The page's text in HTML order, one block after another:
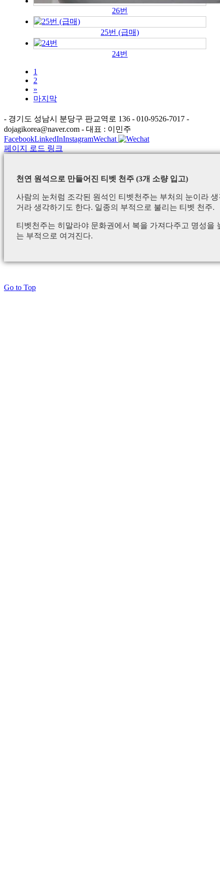
26번
25번 (급매)
24번
1
2
»
마지막
- 경기도 성남시 분당구 판교역로 136 - 010-9526-7017 -
dojagikorea@naver.com - 대표 : 이민주
FacebookLinkedInInstagramWechat
페이지 로드 링크
천연 원석으로 만들어진 티벳 천주 (3개 소량 입고)
사람의 눈처럼 조각된 원석인 티벳천주는 부처의 눈이라
거라 생각하기도 한다. 일종의 부적으로 불리는 티벳 천주.
티벳천주는 히말라야 문화권에서 복을 가져다주고 명성을
는 부적으로 여겨진다.
Go to Top